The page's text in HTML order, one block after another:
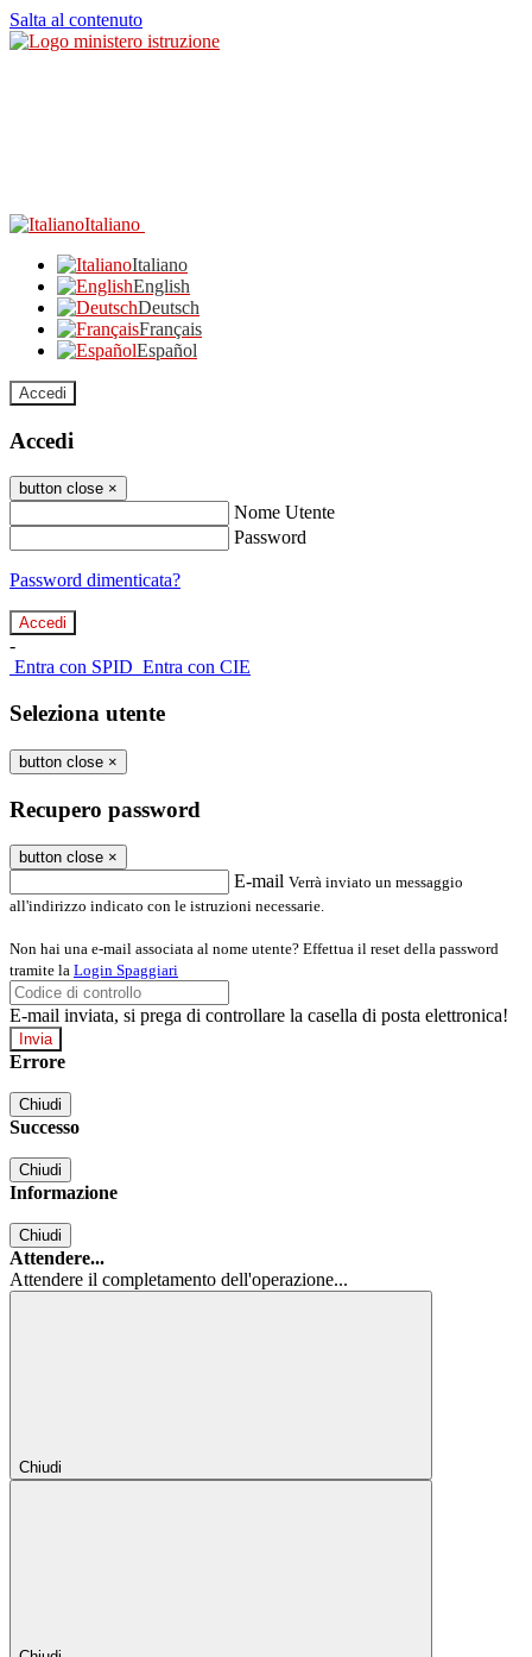
Salta al contenuto
Italiano
Italiano
English
Deutsch
Français
Español
Accedi
Accedi
button close ×
Nome Utente
Password
Password dimenticata?
-
Entra con SPID Entra con CIE
Seleziona utente
button close ×
Recupero password
button close ×
E-mail Verrà inviato un messaggio
all'indirizzo indicato con le istruzioni necessarie.
Non hai una e-mail associata al nome utente? Effettua il reset della password
tramite la Login Spaggiari
E-mail inviata, si prega di controllare la casella di posta elettronica!
Errore
Chiudi
Successo
Chiudi
Informazione
Chiudi
Attendere...
Attendere il completamento dell'operazione...
Chiudi